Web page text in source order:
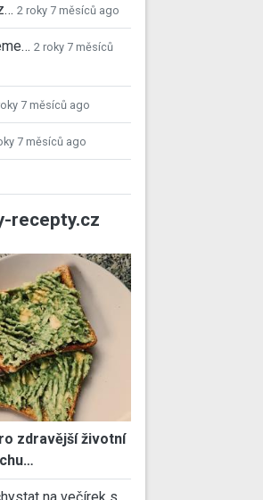
2 roky 7 měsíců ago
2 roky 7 měsíců
7 měsíců ago
7 měsíců ago
recepty.cz
zdravější životní